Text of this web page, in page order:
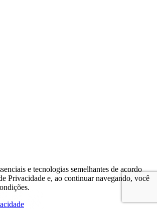
e tecnologias semelhantes de acordo
Privacidade e, ao continuar navegando, você